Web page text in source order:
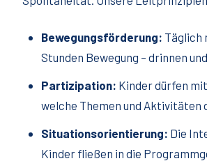
Bewegungsförderung: Täglich
Stunden Bewegung – drinnen
Partizipation: Kinder dürfen
welche Themen und Aktivitäten
Situationsorientierung: Die
Kinder fließen in die